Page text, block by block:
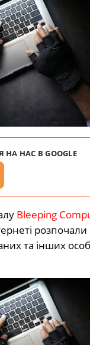
НАС В GOOGLE
Bleeping
розпочали
та інших